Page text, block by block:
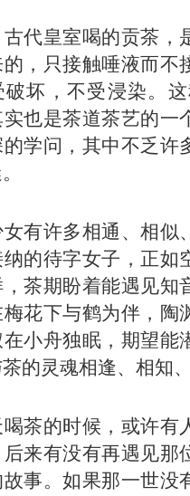
代皇室喝的贡茶，
，只接触唾液而不
破坏，不受浸染。
也是茶道茶艺的一
的学问，其中不乏许
有许多相通、相似
的待字女子，正如
茶期盼着能遇见知
花下与鹤为伴，陶
在小舟独眠，期望能
的灵魂相逢、相知、
茶的时候，或许有
来有没有再遇见那
故事。如果那一世没